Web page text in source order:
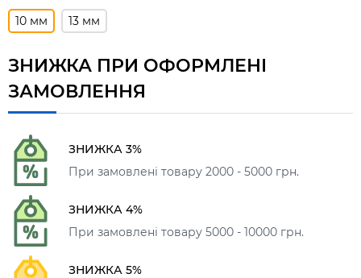
10 мм 13 мм
ЗНИЖКА ПРИ ОФОРМЛЕНІ
ЗАМОВЛЕННЯ
ЗНИЖКА 3%
При замовлені товару 2000 - 5000 грн.
ЗНИЖКА 4%
При замовлені товару 5000 - 10000 грн.
ЗНИЖКА 5%